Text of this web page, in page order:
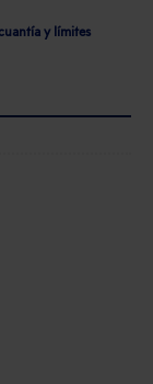
y límites